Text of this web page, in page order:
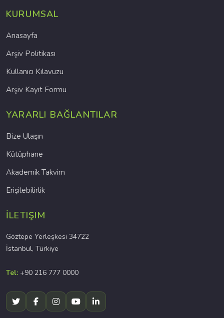
KURUMSAL
Anasayfa
Arşiv Politikası
Kullanıcı Kılavuzu
Arşiv Kayıt Formu
YARARLI BAĞLANTILAR
Bize Ulaşın
Kütüphane
Akademik Takvim
Erişilebilirlik
İLETIŞIM
Göztepe Yerleşkesi 34722
İstanbul, Türkiye
Tel: +90 216 777 0000